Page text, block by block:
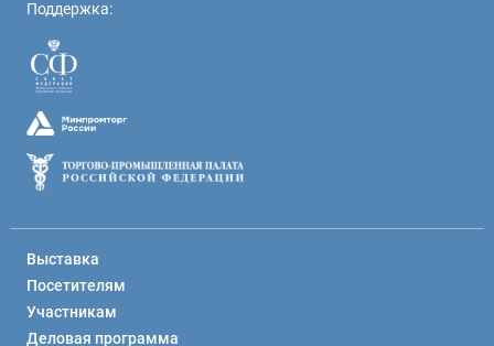
Поддержка:
Выставка
Посетителям
Участникам
Деловая программа